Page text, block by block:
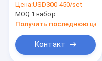
Security Ipad Mini 18
кг
Цена:USD300-450/set
MOQ:1 набор
Получить последнюю цену
Контакт